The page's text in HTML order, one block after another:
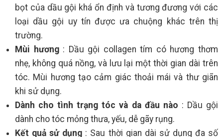
bọt của dầu gội khá ổn định và tương đương với các
loại dầu gội uy tín được ưa chuộng khác trên thị
trường.
Mùi hương: Dầu gội collagen tím có hương thơm
nhẹ, không quá nồng, và lưu lại một thời gian dài trên
tóc. Mùi hương tạo cảm giác thoải mái và thư giãn
khi sử dụng.
Dành cho tình trạng tóc và da đầu nào : Dầu gội
dành cho tóc mỏng thưa, yếu, dễ gãy rụng.
Kết quả sử dụng : Sau thời gian dài sử dụng đa số